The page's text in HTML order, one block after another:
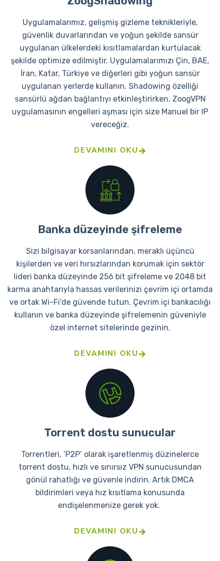
Uygulamalarımız, gelişmiş gizleme teknikleriyle,
güvenlik duvarlarından ve yoğun şekilde sansür
uygulanan ülkelerdeki kısıtlamalardan kurtulacak
şekilde optimize edilmiştir. Uygulamalarımızı Çin, BAE,
İran, Katar, Türkiye ve diğerleri gibi yoğun sansür
uygulanan yerlerde kullanın. Shadowing özelliği
sansürlü ağdan bağlantıyı etkinleştirirken, ZoogVPN
uygulamasının engelleri aşması için size Manuel bir IP
vereceğiz.
DEVAMINI OKU
Banka düzeyinde şifreleme
Sizi bilgisayar korsanlarından, meraklı üçüncü
kişilerden ve veri hırsızlarından korumak için sektör
lideri banka düzeyinde 256 bit şifreleme ve 2048 bit
karma anahtarıyla hassas verilerinizi çevrim içi ortamda
ve ortak Wi-Fi’de güvende tutun. Çevrim içi bankacılığı
kullanın ve banka düzeyinde şifrelemenin güveniyle
özel internet sitelerinde gezinin.
DEVAMINI OKU
Torrent dostu sunucular
Torrentleri, ‘P2P’ olarak işaretlenmiş düzinelerce
torrent dostu, hızlı ve sınırsız VPN sunucusundan
gönül rahatlığı ve güvenle indirin. Artık DMCA
bildirimleri veya hız kısıtlama konusunda
endişelenmenize gerek yok.
DEVAMINI OKU